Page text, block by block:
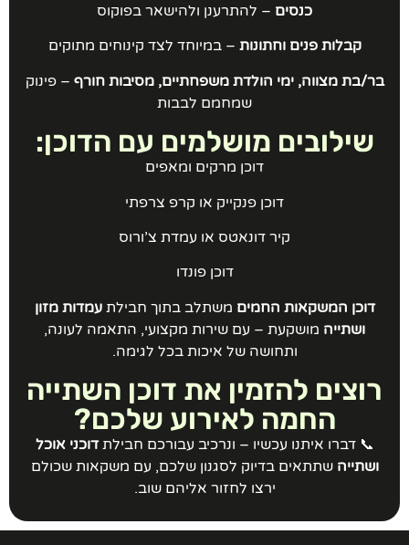
כנסים– להתרענן ולהישאר בפוקוס
קבלות פנים וחתונות– במיוחד לצד קינוחים מתוקים
בר/בת מצווה, ימי הולדת משפחתיים, מסיבות חורף– פינוק
שמחמם לבבות
שילובים מושלמים עם הדוכן:
דוכן מרקים ומאפים
דוכן פנקייק או קרפ צרפתי
קיר דונאטס או עמדת צ’ורוס
דוכן פונדו
דוכן המשקאות החמיםמשתלב בתוך חבילתעמדות מזון
ושתייהמושקעת – עם שירות מקצועי, התאמה לעונה,
ותחושה של איכות בכל לגימה.
רוצים להזמין את דוכן השתייה
החמה לאירוע שלכם?
📞 דברו איתנו עכשיו – ונרכיב עבורכם חבילתדוכני אוכל
ושתייהשתתאים בדיוק לסגנון שלכם, עם משקאות שכולם
ירצו לחזור אליהם שוב.